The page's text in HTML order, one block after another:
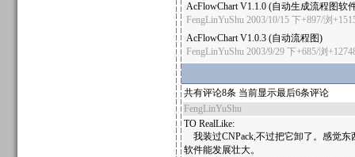
AcFlowChart V1.1.0 (自动生成流程图软
FengLinYuShu 2003/10/15 下+897/浏
AcFlowChart V1.0.3 (自动流程图)
FengLinYuShu 2003/9/29 下+685/浏
共有评论8条 当前显示最后6条评论
FengLinYuShu
TO RealLike:
我装过CNPack,不过把它卸了。感觉东
软件能发展壮大。